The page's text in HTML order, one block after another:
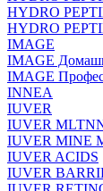
HYDRO
HYDRO
IMAGE
IMAGE
IMAGE
INNEA
IUVER
IUVER
IUVER MINE
IUVER ACIDS
IUVER